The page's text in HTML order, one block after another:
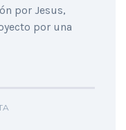
por Jesus,
por una